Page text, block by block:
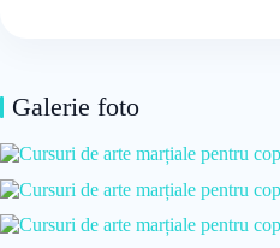
Galerie foto